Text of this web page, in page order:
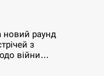
раунд
з
війни…